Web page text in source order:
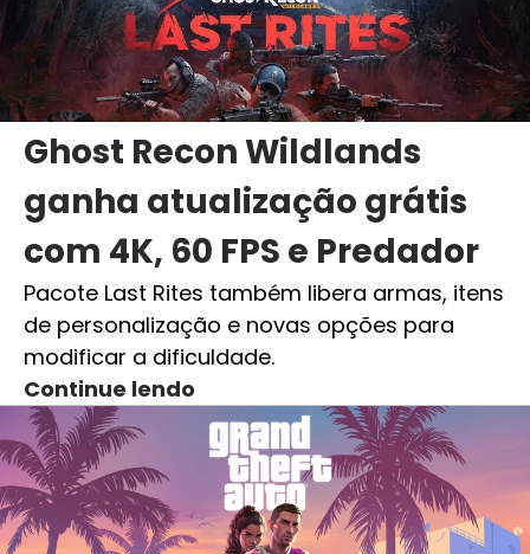
Ghost Recon Wildlands
ganha atualização grátis
com 4K, 60 FPS e Predador
Pacote Last Rites também libera armas, itens
de personalização e novas opções para
modificar a dificuldade.
Continue lendo